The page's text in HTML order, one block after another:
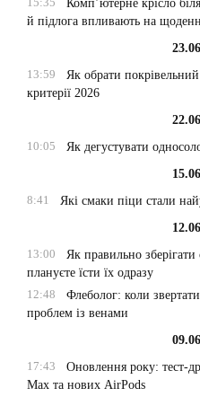
Комп’ютерне крісло
й підлога впливають на
13:59
Як обрати
критерії 2026
10:05
Як дегустувати
8:41
Які смаки піци стали
13:00
Як правильно
плануєте їсти їх одразу
12:48
Флеболог: коли
проблем із венами
17:43
Оновлення року: тест-
Max та нових AirPods